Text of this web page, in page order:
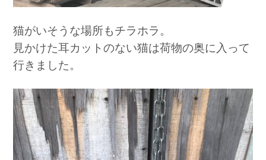
猫がいそうな場所もチラホラ。
見かけた耳カットのない猫は荷物の奥に入って
行きました。